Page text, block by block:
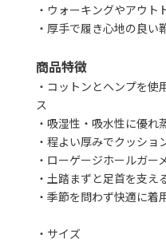
・ウォーキングやアウト
・厚手で履き心地の良い
商品特徴
・コットンとヘンプを使
ス
・吸湿性・吸水性に優れ
・程よい厚みでクッショ
・ローゲージホールガー
・土踏まずと足首を支え
・季節を問わず快適に着
・サイズ